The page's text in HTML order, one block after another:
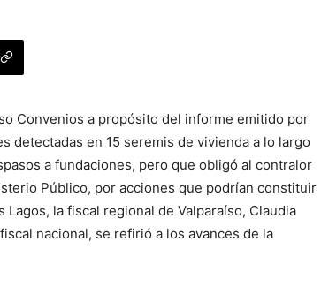
Convenios a propósito del informe emitido por
detectadas en 15 seremis de vivienda a lo largo
a fundaciones, pero que obligó al contralor
Público, por acciones que podrían constituir
la fiscal regional de Valparaíso, Claudia
nacional, se refirió a los avances de la